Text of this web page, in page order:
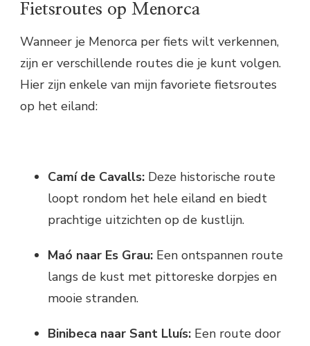
Fietsroutes op Menorca
Wanneer je Menorca per fiets wilt verkennen,
zijn er verschillende routes die je kunt volgen.
Hier zijn enkele van mijn favoriete fietsroutes
op het eiland:
Camí de Cavalls: Deze historische route
loopt rondom het hele eiland en biedt
prachtige uitzichten op de kustlijn.
Maó naar Es Grau: Een ontspannen route
langs de kust met pittoreske dorpjes en
mooie stranden.
Binibeca naar Sant Lluís: Een route door